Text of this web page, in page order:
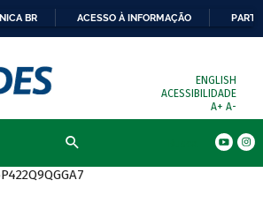
BR ACESSO À INFORMAÇÃO
ENGLISH
ACESSIBILIDADE
A+ A-